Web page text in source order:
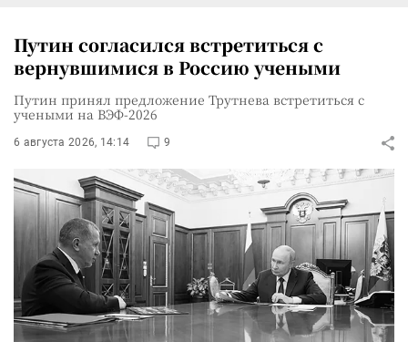
Путин согласился встретиться с
вернувшимися в Россию учеными
Путин принял предложение Трутнева встретиться с
учеными на ВЭФ-2026
6 августа 2026, 14:14 9